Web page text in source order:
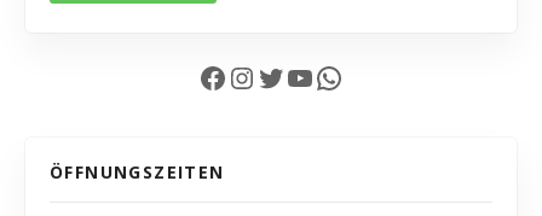
Facebook InstagramTwitter YouTube WhatsApp
ÖFFNUNGSZEITEN